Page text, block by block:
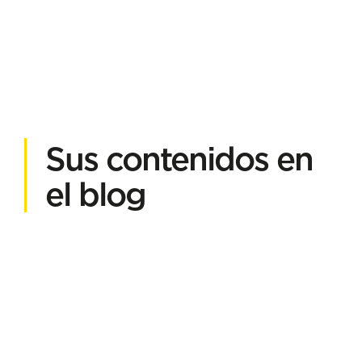
Sus contenidos en
el blog